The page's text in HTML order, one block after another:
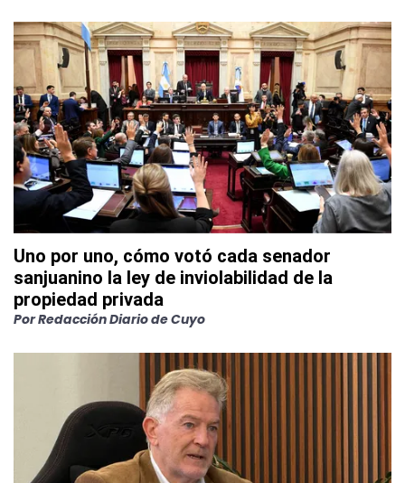
Uno por uno, cómo votó cada senador
sanjuanino la ley de inviolabilidad de la
propiedad privada
PorRedacción Diario de Cuyo